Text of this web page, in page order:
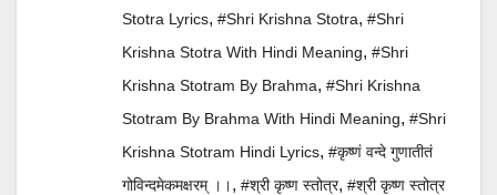
Stotra Lyrics, #shri Krishna Stotra, #Shri
Krishna Stotra With Hindi Meaning, #Shri
Krishna Stotram By Brahma, #Shri Krishna
Stotram By Brahma With Hindi Meaning, #shri
Krishna Stotram Hindi Lyrics, #कृष्णं वन्दे गुणातीतं
गोविन्दमेकमक्षरम् ।।, #श्री कृष्ण स्तोत्र, #श्री कृष्ण स्तोत्र